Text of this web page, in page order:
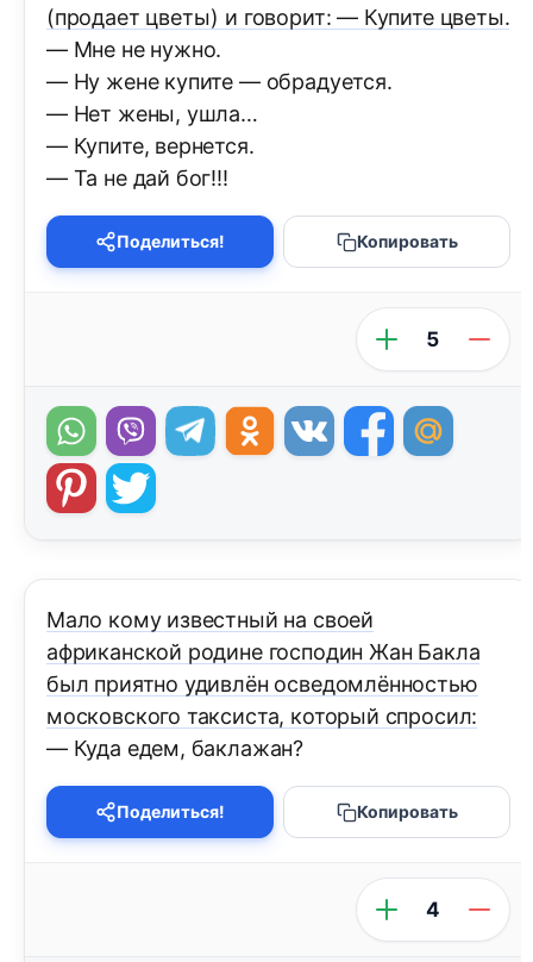
(продает цветы) и говорит: — Купите цветы.
— Мне не нужно.
— Ну жене купите — обрадуется.
— Нет жены, ушла…
— Купите, вернется.
— Та не дай бог!!!
Поделиться! Копировать
5
Мало кому известный на своей
африканской родине господин Жан Бакла
был приятно удивлён осведомлённостью
московского таксиста, который спросил:
— Куда едем, баклажан?
Поделиться! Копировать
4